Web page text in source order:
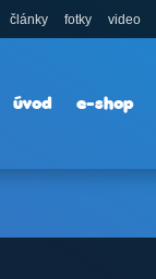
video
fotky
články
e-shop
úvod